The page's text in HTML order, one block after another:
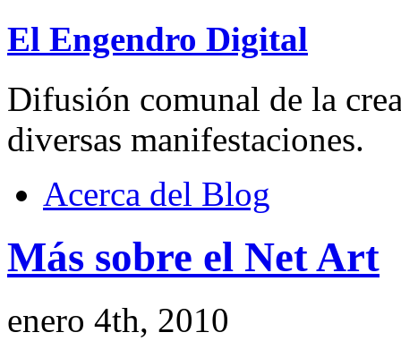
El Engendro Digital
Difusión comunal de la
diversas manifestaciones.
Acerca del Blog
Más sobre el Net Art
enero 4th, 2010